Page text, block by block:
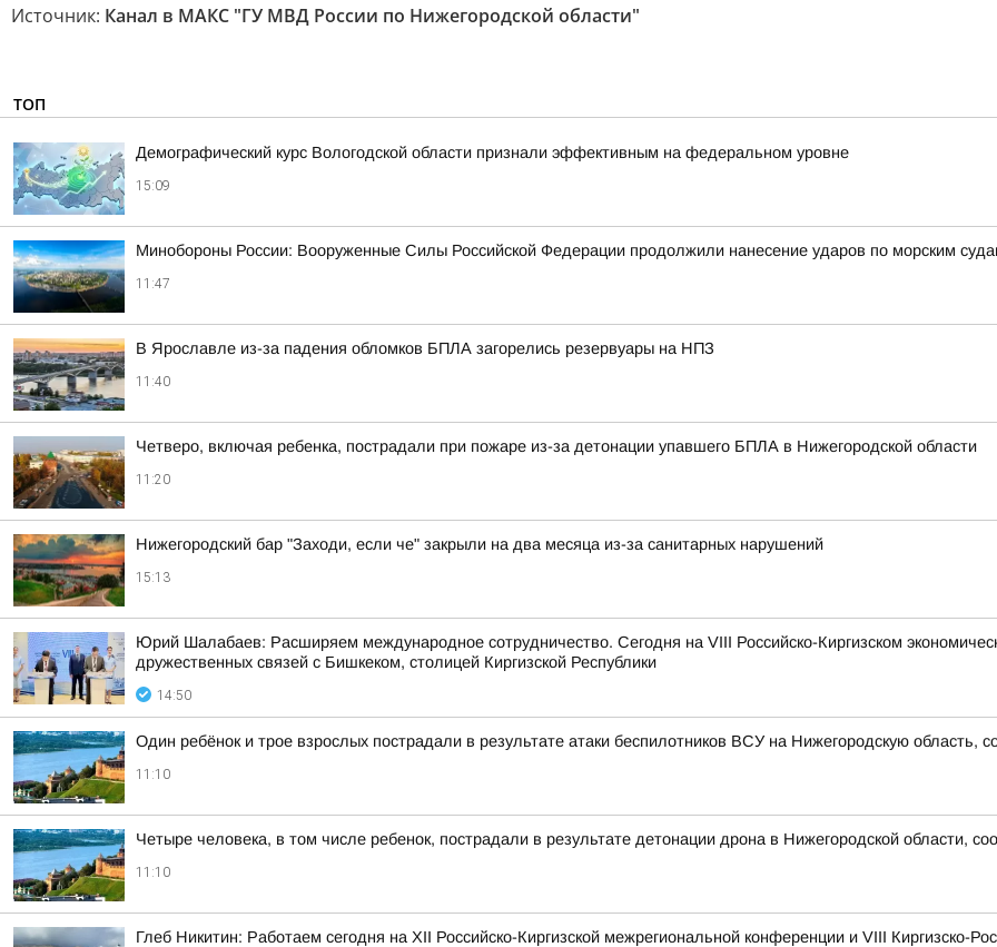
Источник: Канал в МАКС "ГУ МВД России по Нижегородской области"
ТОП
Демографический курс Вологодской области признали эффективным на федеральном уровне
15:09
Минобороны России: Вооруженные Силы Российской Федерации продолжили нанесение ударов по морским
11:47
В Ярославле из-за падения обломков БПЛА загорелись резервуары на НПЗ
11:40
Четверо, включая ребенка, пострадали при пожаре из-за детонации упавшего БПЛА в Нижегородской области
11:20
Нижегородский бар "Заходи, если че" закрыли на два месяца из-за санитарных нарушений
15:13
Юрий Шалабаев: Расширяем международное сотрудничество. Сегодня на VIII Российско-Киргизском
дружественных связей с Бишкеком, столицей Киргизской Республики
14:50
Один ребёнок и трое взрослых пострадали в результате атаки беспилотников ВСУ на Нижегородскую область,
11:10
Четыре человека, в том числе ребенок, пострадали в результате детонации дрона в Нижегородской области,
11:10
Глеб Никитин: Работаем сегодня на XII Российско-Киргизской межрегиональной конференции и VIII Киргизско-